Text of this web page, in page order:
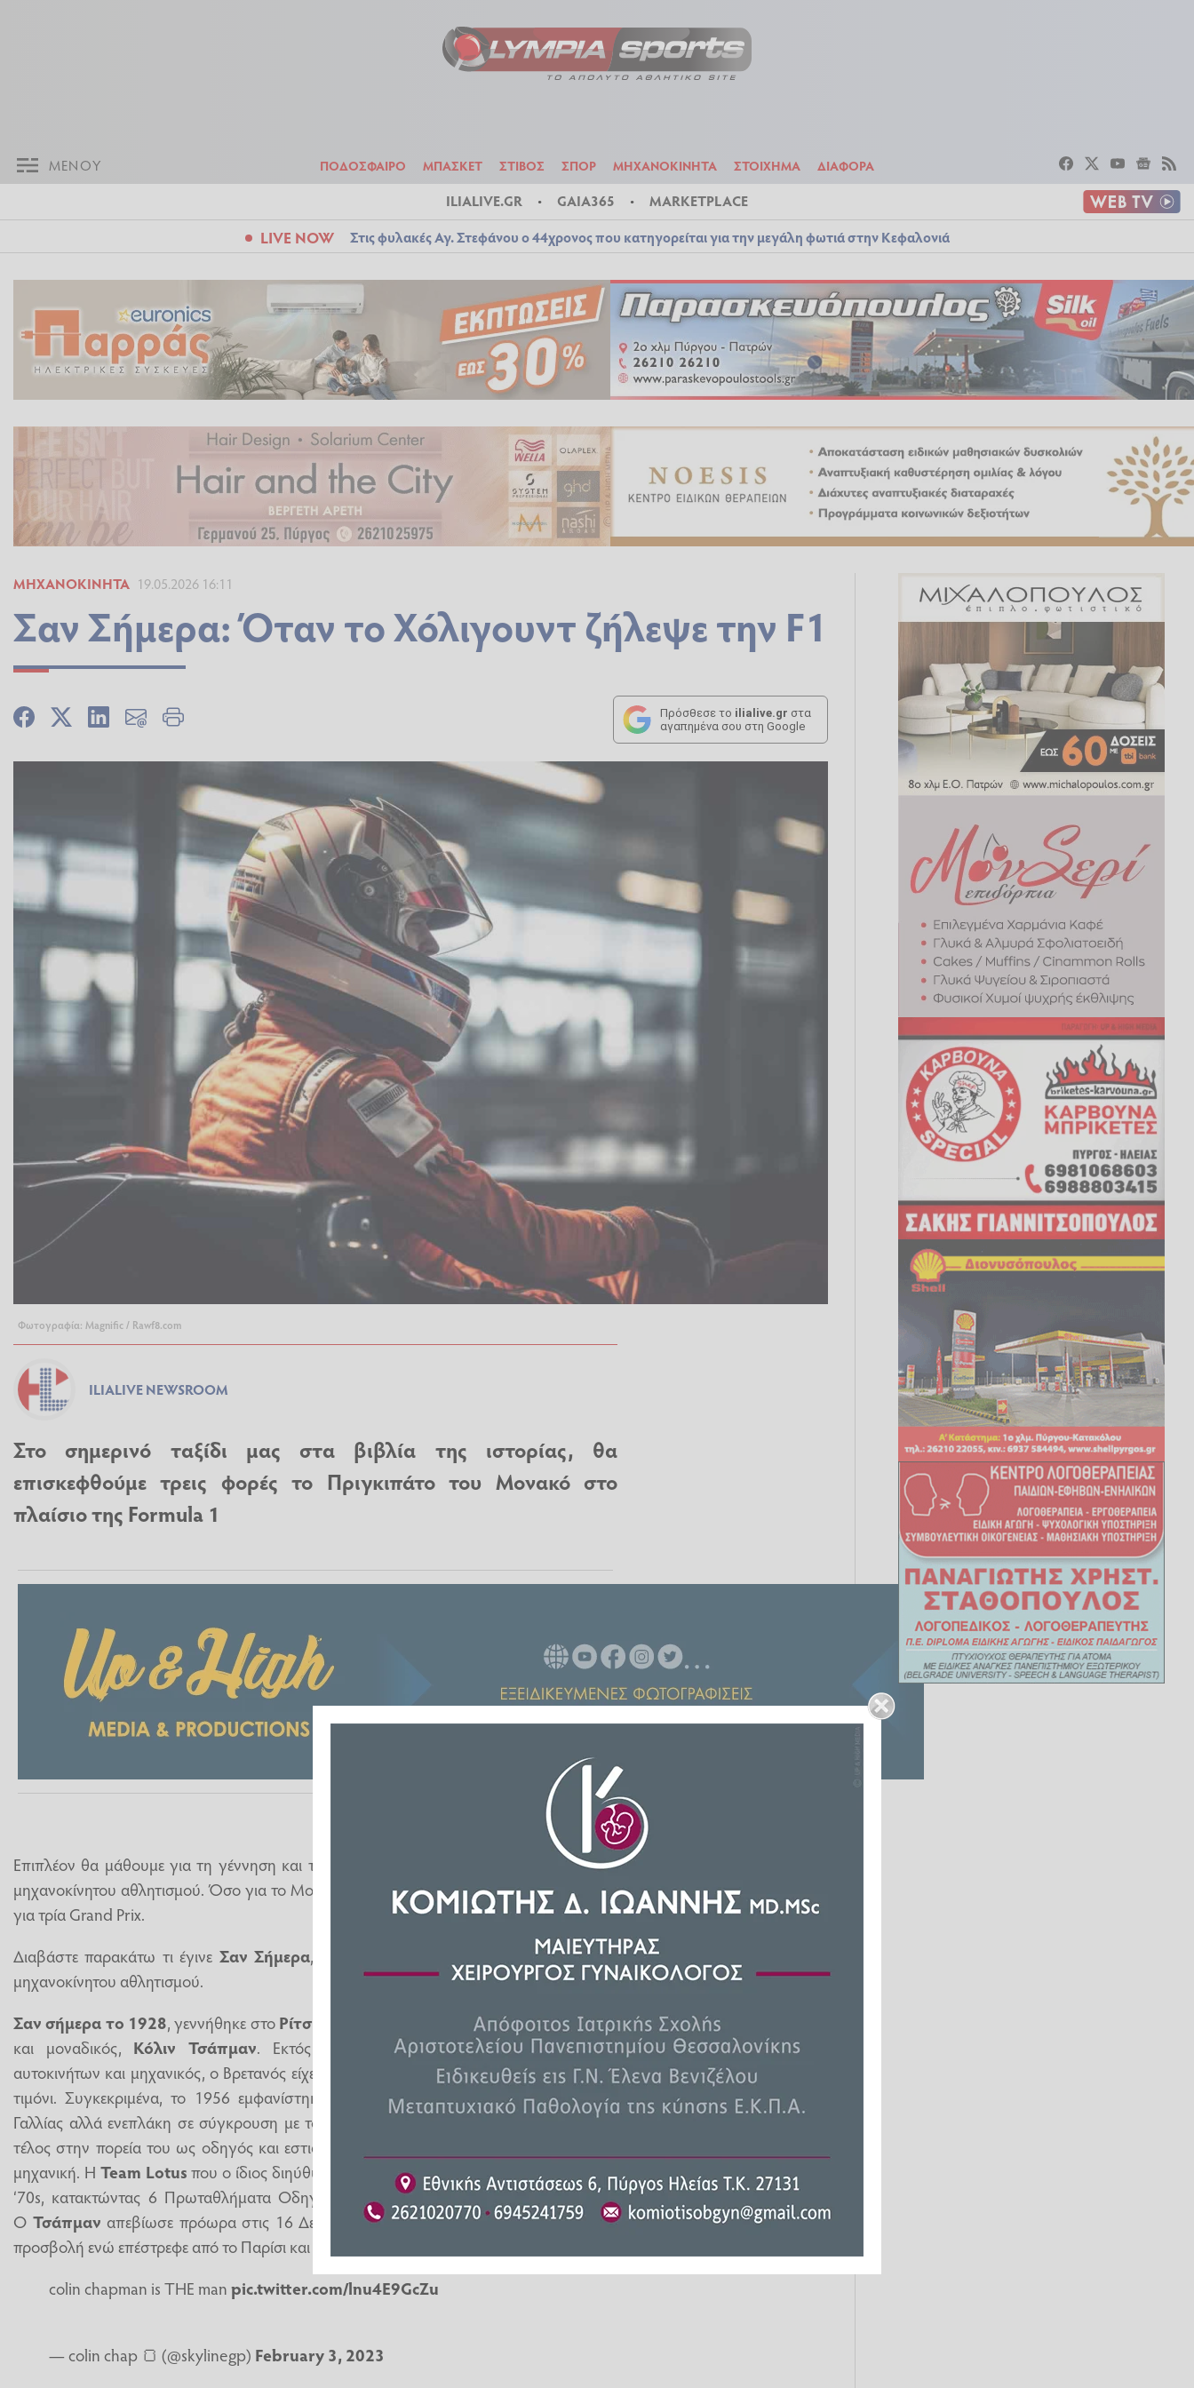
ΜΕΝΟΥ ΠΟΔΟΣΦΑΙΡΟ ΜΠΑΣΚΕΤ ΣΤΙΒΟΣ ΣΠΟΡ ΜΗΧΑΝΟΚΙΝΗΤΑ ΣΤΟΙΧΗΜΑ ΔΙΑΦΟΡΑ
ILIALIVE.GR GAIA365 MARKETPLACE
LIVE NOW Στις φυλακές Αγ. Στεφάνου ο 44χρονος που κατηγορείται για την μεγάλη φωτιά στην Κεφαλονιά
ΠΟΔΟΣΦΑΙΡΟ ΜΠΑΣΚΕΤ ΣΤΙΒΟΣ ΣΠΟΡ ΜΗΧΑΝΟΚΙΝΗΤΑ
ΜΗΧΑΝΟΚΊΝΗΤΑ 19.05.2026 16:11
Σαν Σήμερα: Όταν το Χόλιγουντ ζήλεψε την F1
Πρόσθεσε το ilialive.gr στα
αγαπημένα σου στη Google
Φωτογραφία: Magnific / Rawf8.com
ILIALIVE NEWSROOM
Στο σημερινό ταξίδι μας στα βιβλία της ιστορίας, θα
επισκεφθούμε τρεις φορές το Πριγκιπάτο του Μονακό στο
πλαίσιο της Formula 1
Επιπλέον θα μάθουμε για τη γέννηση και το θάνατο σπουδαίων προσωπικοτήτων του
μηχανοκίνητου αθλητισμού. Όσο για το MotoGP, παραμένουμε στοΛε Μαντης Γαλλίας
για τρία Grand Prix.
Διαβάστε παρακάτω τι έγινε Σαν Σήμερα, 19/5, στον κόσμο της Formula 1και του
μηχανοκίνητου αθλητισμού.
Σαν σήμερα το 1928, γεννήθηκε στοΡίτσμοντ
στα βορειοδυτικά του Λονδίνου ο ένας
και μοναδικός, Κόλιν Τσάπμαν. Εκτός από άκρως πρωτοποριακός σχεδιαστής
αυτοκινήτων και μηχανικός, ο Βρετανός είχε μια πολύ σύντομη καριέρα και πίσω από το
τιμόνι. Συγκεκριμένα, το 1956 εμφανίστηκε με ένα μονοθέσιο τηςVanwallστο GP
Γαλλίας αλλά ενεπλάκη σε σύγκρουση με τον teammate του,Μάικ Χόθορν, βάζοντας
τέλος στην πορεία του ως οδηγός και εστιάζοντας την προσοχή του αποκλειστικά στη
μηχανική. Η Team Lotusπου ο ίδιος διηύθυνε σάρωσε σχεδόν τα πάντα στα ‘60s και τα
‘70s, κατακτώντας 6 Πρωταθλήματα Οδηγών και 7 Πρωταθλήματα Κατασκευαστών.
Ο Τσάπμαν απεβίωσε πρόωρα στις 16 Δεκεμβρίου του 1982, όταν υπέστη καρδιακή
προσβολή ενώ επέστρεφε από το Παρίσι και μια συνάντηση της Επιτροπής της F1.
colin chapman is THE manpic.twitter.com/lnu4E9GcZu
— colin chap 🍞 (@skylinegp) February 3, 2023